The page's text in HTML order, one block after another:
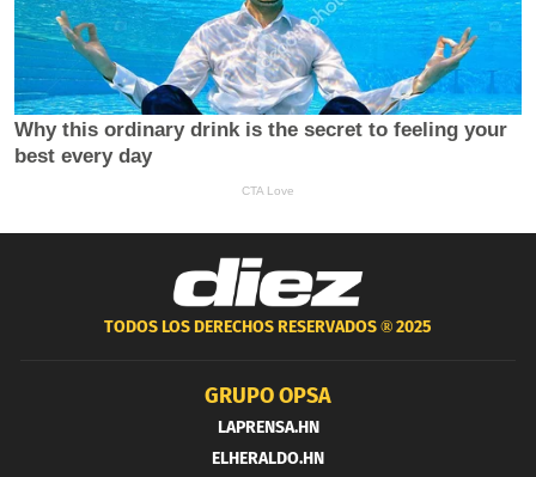
TODOS LOS DERECHOS RESERVADOS ®2025
GRUPO OPSA
LAPRENSA.HN
ELHERALDO.HN